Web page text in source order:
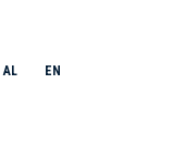
AL EN